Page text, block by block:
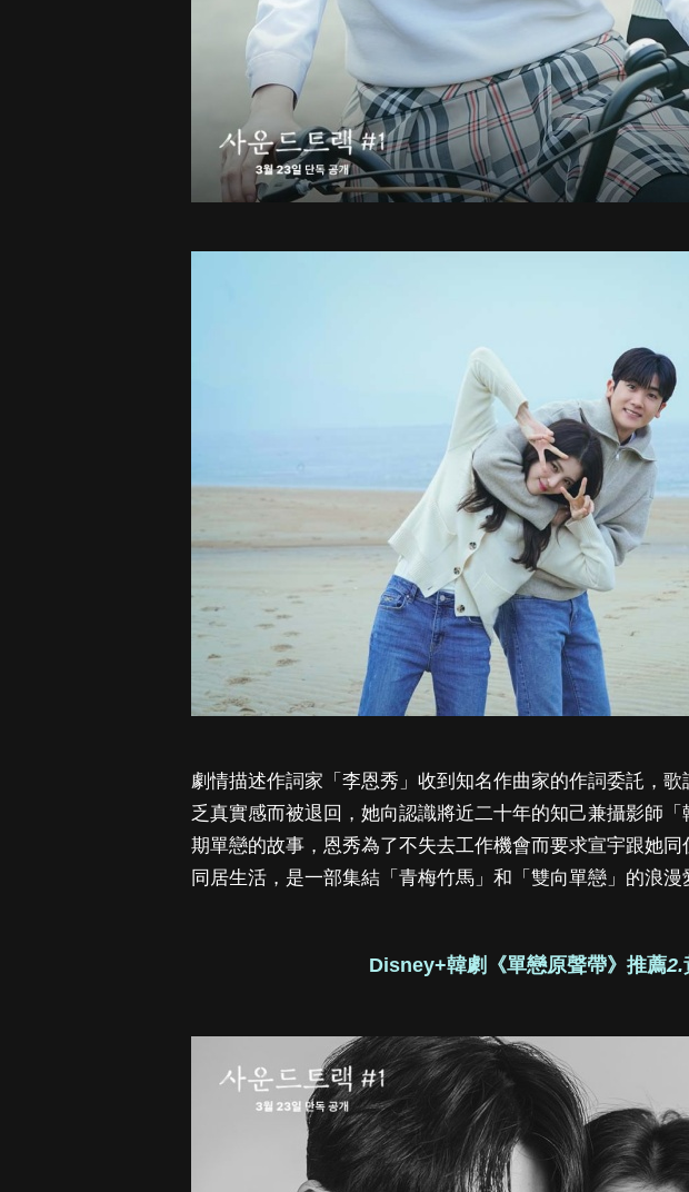
劇情描述作詞家「李恩秀」收到知名作曲家的作詞委託，
乏真實感而被退回，她向認識將近二十年的知己兼攝影師
期單戀的故事，恩秀為了不失去工作機會而要求宣宇跟她
同居生活，是一部集結「青梅竹馬」和「雙向單戀」的浪漫
Disney+韓劇《單戀原聲帶》推薦2.